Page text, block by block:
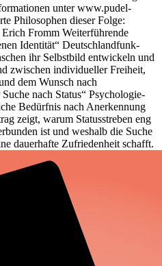
unter www.pudel-
Philosophen dieser Folge:
Fromm Weiterführende
Identität“ Deutschlandfunk-
ihr Selbstbild entwickeln und
zwischen individueller Freiheit,
dem Wunsch nach
nach Status“ Psychologie-
Bedürfnis nach Anerkennung
zeigt, warum Statusstreben eng
ist und weshalb die Suche
dauerhafte Zufriedenheit schafft.